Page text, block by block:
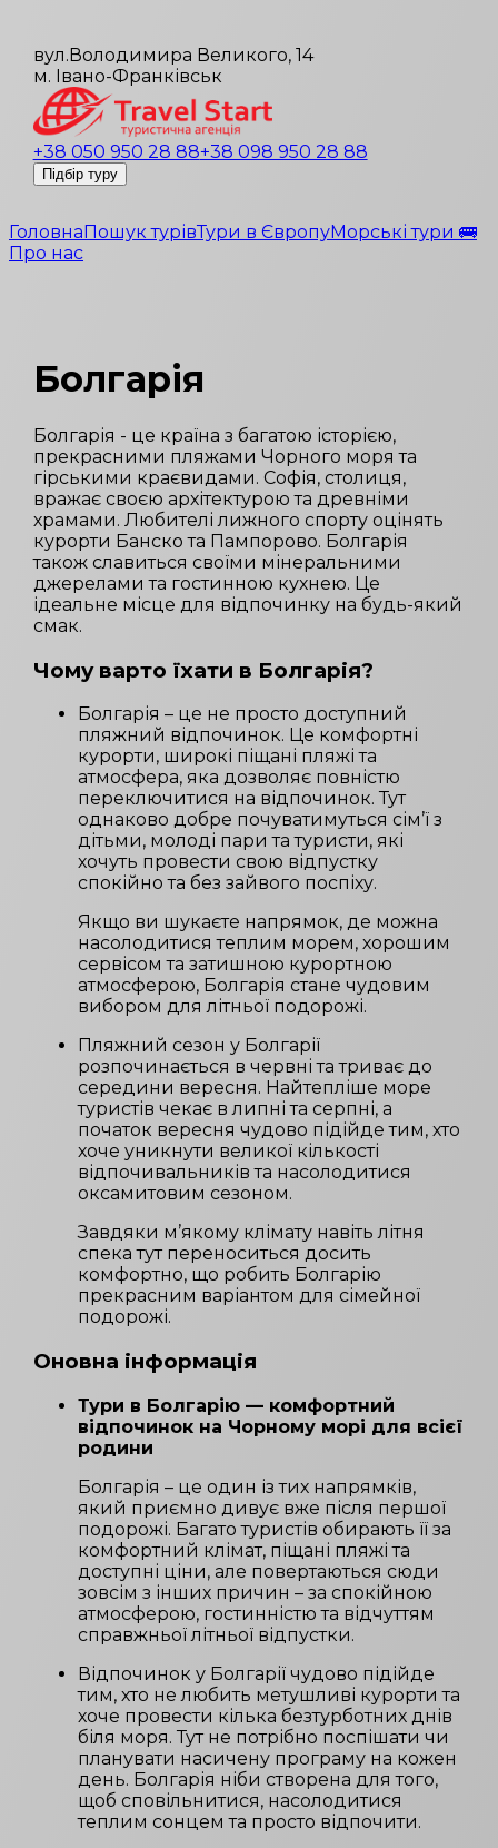
вул.Володимира Великого, 14
м. Івано-Франківськ
+38 050 950 28 88+38 098 950 28 88
Підбір туру
ГоловнаПошук турівТури в ЄвропуМорські тури 🚌
Про нас
Болгарія
Болгарія - це країна з багатою історією,
прекрасними пляжами Чорного моря та
гірськими краєвидами. Софія, столиця,
вражає своєю архітектурою та древніми
храмами. Любителі лижного спорту оцінять
курорти Банско та Пампорово. Болгарія
також славиться своїми мінеральними
джерелами та гостинною кухнею. Це
ідеальне місце для відпочинку на будь-який
смак.
Чому варто їхати в Болгарія?
Болгарія – це не просто доступний
пляжний відпочинок. Це комфортні
курорти, широкі піщані пляжі та
атмосфера, яка дозволяє повністю
переключитися на відпочинок. Тут
однаково добре почуватимуться сім’ї з
дітьми, молоді пари та туристи, які
хочуть провести свою відпустку
спокійно та без зайвого поспіху.
Якщо ви шукаєте напрямок, де можна
насолодитися теплим морем, хорошим
сервісом та затишною курортною
атмосферою, Болгарія стане чудовим
вибором для літньої подорожі.
Пляжний сезон у Болгарії
розпочинається в червні та триває до
середини вересня. Найтепліше море
туристів чекає в липні та серпні, а
початок вересня чудово підійде тим, хто
хоче уникнути великої кількості
відпочивальників та насолодитися
оксамитовим сезоном.
Завдяки м’якому клімату навіть літня
спека тут переноситься досить
комфортно, що робить Болгарію
прекрасним варіантом для сімейної
подорожі.
Оновна інформація
Тури в Болгарію — комфортний
відпочинок на Чорному морі для всієї
родини
Болгарія – це один із тих напрямків,
який приємно дивує вже після першої
подорожі. Багато туристів обирають її за
комфортний клімат, піщані пляжі та
доступні ціни, але повертаються сюди
зовсім з інших причин – за спокійною
атмосферою, гостинністю та відчуттям
справжньої літньої відпустки.
Відпочинок у Болгарії чудово підійде
тим, хто не любить метушливі курорти та
хоче провести кілька безтурботних днів
біля моря. Тут не потрібно поспішати чи
планувати насичену програму на кожен
день. Болгарія ніби створена для того,
щоб сповільнитися, насолодитися
теплим сонцем та просто відпочити.